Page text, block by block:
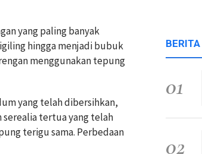
yang paling banyak
hingga menjadi bubuk
menggunakan tepung
yang telah dibersihkan,
serealia tertua yang telah
terigu sama. Perbedaan
BERITA
01
02